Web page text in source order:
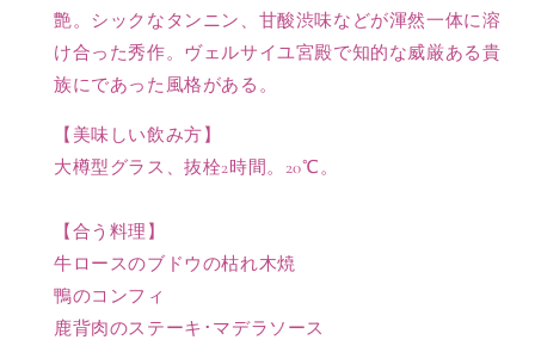
イ
ヤ
ッ
ク
特
級
の
量
を
減
ら
イ
ヤ
ッ
ク
特
級
の
を
や
艶。シックなタンニン、甘酸渋味などが渾然一体に溶
け合った秀作。ヴェルサイユ宮殿で知的な威厳ある貴
族にであった風格がある。
【美味しい飲み方】
大樽型グラス、抜栓2時間。20℃。
【合う料理】
牛ロースのブドウの枯れ木焼
鴨のコンフィ
鹿背肉のステーキ･マデラソース